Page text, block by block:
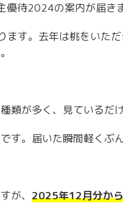
優待2024の案内が届き
ます。去年は桃をいた
類が多く、見ているだ
す。届いた瞬間軽くぶ
が、 2025年12月分か